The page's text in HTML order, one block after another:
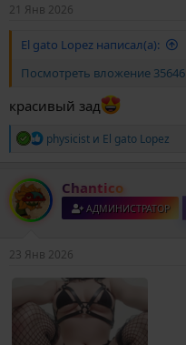
21 Янв 2026
El gato Lopez написал(а):
Посмотреть вложение 35646
красивый зад
Р
к
ц
и
physicist и El gato Lopez
Chantico
АДМИНИСТРАТОР
23 Янв 2026